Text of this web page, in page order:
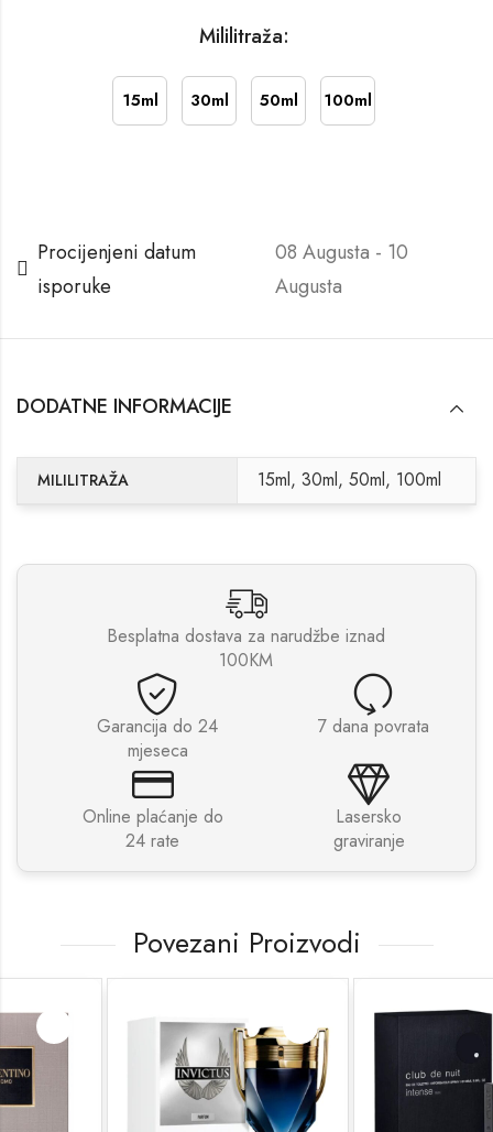
Mililitraža:
15ml 30ml 50ml 100ml
Procijenjeni datum
isporuke
08 Augusta - 10
Augusta
DODATNE INFORMACIJE
MILILITRAŽA 15ml, 30ml, 50ml, 100ml
Besplatna dostava za narudžbe iznad
100KM
Garancija do 24
mjeseca
7 dana povrata
Online plaćanje do
24 rate
Lasersko
graviranje
Povezani Proizvodi